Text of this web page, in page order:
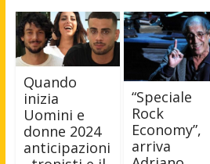
Quando
inizia
Uomini e
donne 2024
anticipazioni
“Speciale
Rock
Economy”,
arriva